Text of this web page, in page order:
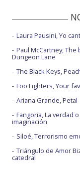
Laura Pausini, Yo
Paul McCartney, The
Dungeon Lane
The Black Keys,
Foo Fighters, Your
Ariana Grande, Petal
Fangoria, La verdad o
imaginación
Siloé, Terrorismo
Triángulo de Amor
catedral